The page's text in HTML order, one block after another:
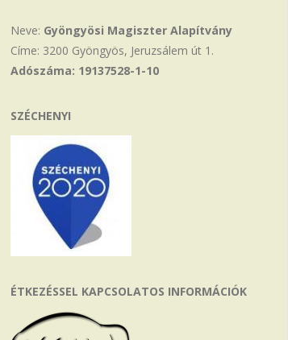
Neve: Gyöngyösi Magiszter Alapítvány
Címe: 3200 Gyöngyös, Jeruzsálem út 1.
Adószáma: 19137528-1-10
SZÉCHENYI
ÉTKEZÉSSEL KAPCSOLATOS INFORMÁCIÓK